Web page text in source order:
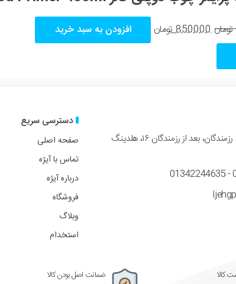
تومان850000تومان
افزودن به سبد خرید
لاهیجان، خیابان رزمندگان، بعد از رزمندگان ۱۶، هلدینگ
دسترسی سریع
صفحه اصلی
تماس با آیژه
درباره آیژه
فروشگاه
وبلاگ
استخدام
کالا ضمانت اصل بودن کالا